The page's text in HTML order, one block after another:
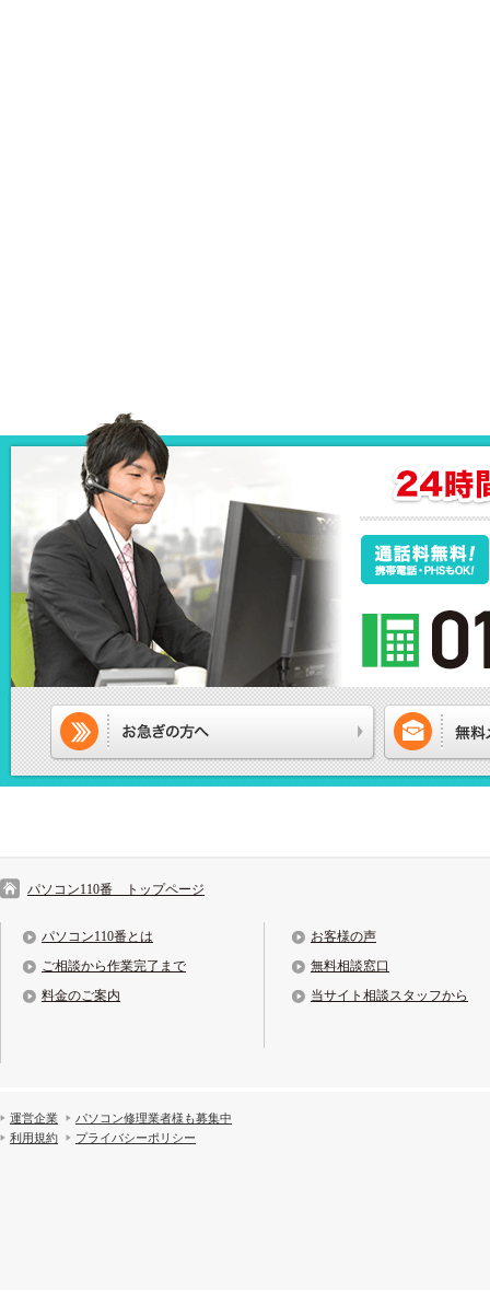
パソコン110番 トップページ
パソコン110番とは
ご相談から作業完了まで
料金のご案内
お客様の声
無料相談窓口
当サイト相談スタッフから
運営企業
パソコン修理業者様も募集中
利用規約
プライバシーポリシー